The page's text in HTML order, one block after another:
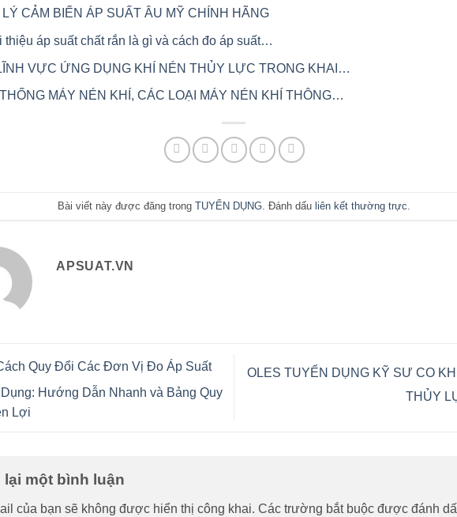
CẢM BIẾN ÁP SUẤT ÂU MỸ CHÍNH HÃNG
thiệu áp suất chất rắn là gì và cách đo áp suất…
VỰC ỨNG DỤNG KHÍ NÉN THỦY LỰC TRONG KHAI…
MÁY NÉN KHÍ, CÁC LOẠI MÁY NÉN KHÍ THÔNG…
Bài viết này được đăng trong TUYỂN DỤNG. Đánh dấu liên kết thường trực
APSUAT.VN
Quy Đổi Các Đơn Vị Đo Áp Suất
Hướng Dẫn Nhanh và Bảng Quy
Lợi
OLES TUYỂN DỤNG KỸ SƯ CO
THỦY
lại một bình luận
của bạn sẽ không được hiển thị công khai. Các trường bắt buộc được đánh